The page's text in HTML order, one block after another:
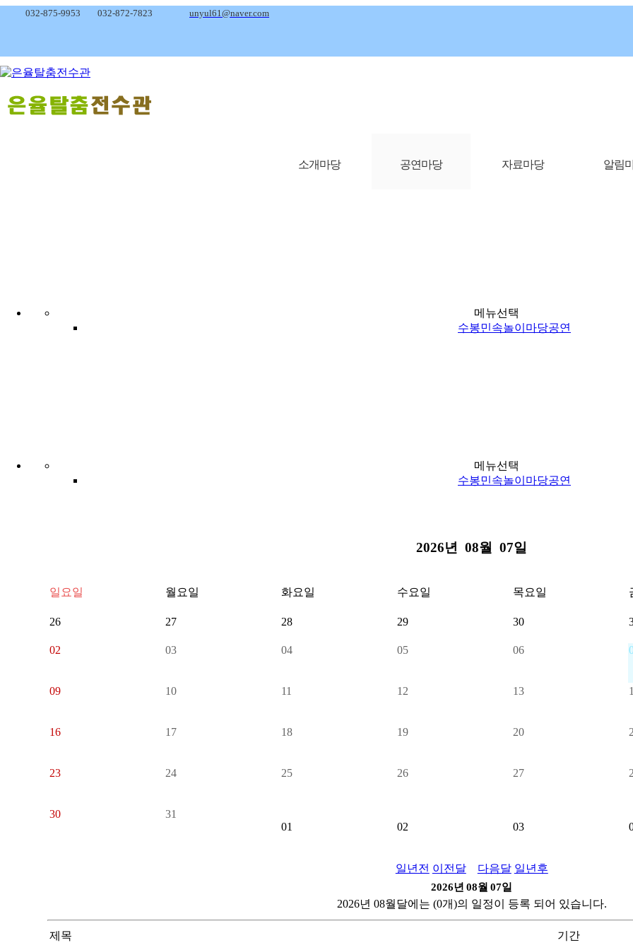
032-875-9953 032-872-7823 unyul61@naver.com
소개마당 공연마당 자료마당 알림
메뉴선택
수봉민속놀이마당공연
메뉴선택
수봉민속놀이마당공연
2026년 08월 07일
일요일 월요일 화요일 수요일 목요일
26 27 28 29 30
02 03 04 05 06
09 10 11 12 13
16 17 18 19 20
23 24 25 26 27
30
31
01
02 03
일년전 이전달 다음달 일년후
2026년 08월 07일
2026년 08월달에는 (0개)의 일정이 등록 되어 있습니다.
제목 기간